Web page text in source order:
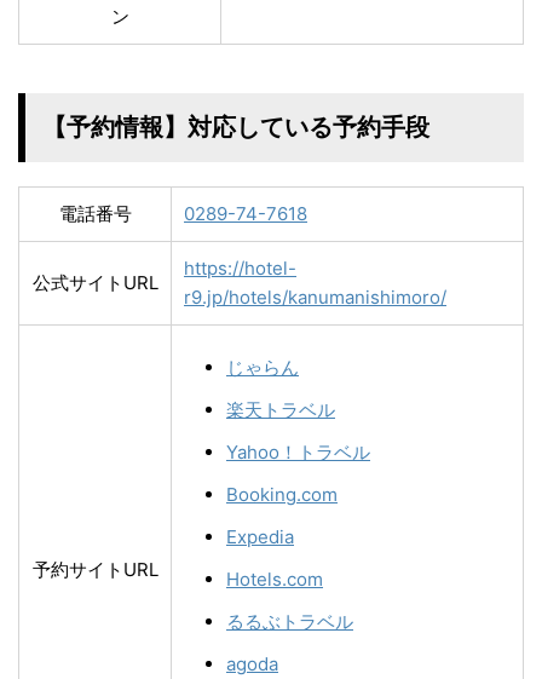
ン
【予約情報】対応している予約手段
電話番号 0289-74-7618
公式サイトURL
https://hotel-
r9.jp/hotels/kanumanishimoro/
予約サイトURL
じゃらん
楽天トラベル
Yahoo！トラベル
Booking.com
Expedia
Hotels.com
るるぶトラベル
agoda